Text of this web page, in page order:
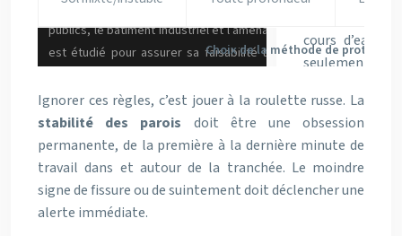
Choix de la méthode de
Ignorer ces règles, c’est jouer à la roulette russe. La
stabilité des parois doit être une obsession
permanente, de la première à la dernière minute de
travail dans et autour de la tranchée. Le moindre
signe de fissure ou de suintement doit déclencher une
alerte immédiate.